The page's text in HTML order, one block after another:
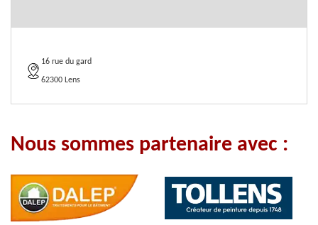
16 rue du gard
62300 Lens
Nous sommes partenaire avec :